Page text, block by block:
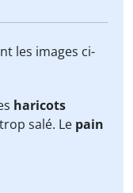
les images ci-
haricots
salé. Le pain